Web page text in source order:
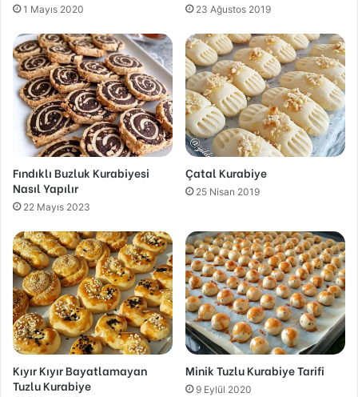
1 Mayıs 2020 23 Ağustos 2019
Fındıklı Buzluk Kurabiyesi
Nasıl Yapılır
22 Mayıs 2023
Çatal Kurabiye
25 Nisan 2019
Kıyır Kıyır Bayatlamayan
Tuzlu Kurabiye
Minik Tuzlu Kurabiye Tarifi
9 Eylül 2020